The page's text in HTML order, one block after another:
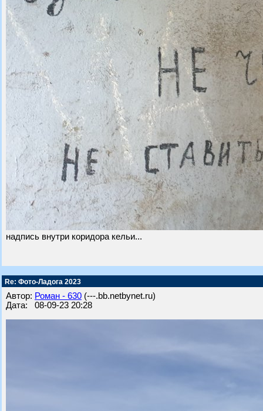
надпись внутри коридора кельи...
Re: Фото-Ладога 2023
Автор: Роман - 630 (---.bb.netbynet.ru)
Дата: 08-09-23 20:28